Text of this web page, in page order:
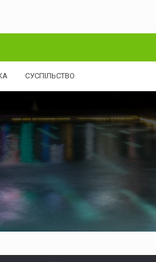
СУСПІЛЬСТВО